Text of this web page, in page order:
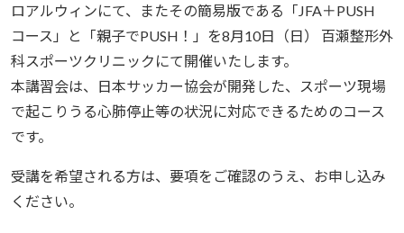
ロアルウィンにて、またその簡易版である「JFA＋PUSH
コース」と「親子でPUSH！」を8月10日（日） 百瀬整形外
科スポーツクリニックにて開催いたします。
本講習会は、日本サッカー協会が開発した、スポーツ現場
で起こりうる心肺停止等の状況に対応できるためのコース
です。
受講を希望される方は、要項をご確認のうえ、お申し込み
ください。